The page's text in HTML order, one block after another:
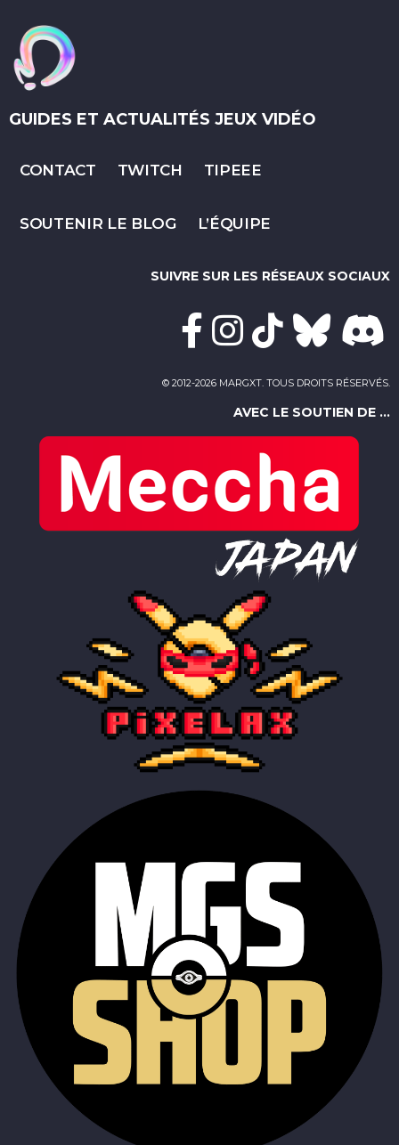
GUIDES ET ACTUALITÉS JEUX VIDÉO
CONTACT TWITCH TIPEEE
SOUTENIR LE BLOG L’ÉQUIPE
SUIVRE SUR LES RÉSEAUX SOCIAUX
© 2012-2026 MARGXT. TOUS DROITS RÉSERVÉS.
AVEC LE SOUTIEN DE ...